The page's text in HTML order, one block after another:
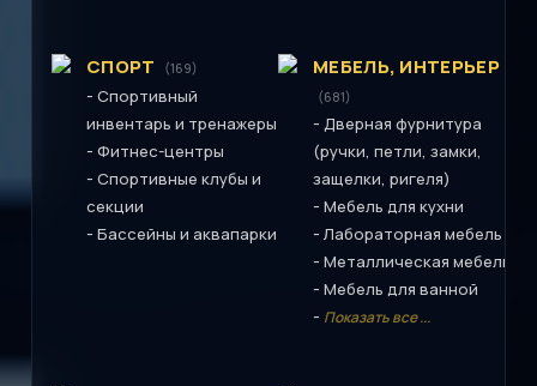
СПОРТ (169)
- Спортивный
инвентарь и тренажеры
- Фитнес-центры
- Спортивные клубы и
секции
- Бассейны и аквапарки
МЕБЕЛЬ, ИНТЕРЬЕР
(681)
- Дверная фурнитура
(ручки, петли, замки,
защелки, ригеля)
- Мебель для кухни
- Лабораторная мебель
- Металлическая мебель
- Мебель для ванной
- Показать все ...